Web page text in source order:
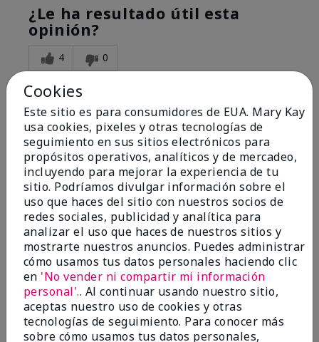
¿Le ha resultado útil esta
opinión?
4 0
Marcar esta opinión
5
Nourishing shea hand cream.
EnviadoHace 9 meses
por Brenda
deKent
Comprador verificado
Evaluado en
marykay.com/en-us/
Comentarios sobre White Tea & Citrus Satin
Hands® Nourishing Shea Cream
I love all the white tea and citrus moisturizing
Cookies
Este sitio es para consumidores de EUA. Mary Kay
usa cookies, pixeles y otras tecnologías de
seguimiento en sus sitios electrónicos para
propósitos operativos, analíticos y de mercadeo,
incluyendo para mejorar la experiencia de tu
sitio. Podríamos divulgar información sobre el
uso que haces del sitio con nuestros socios de
redes sociales, publicidad y analítica para
analizar el uso que haces de nuestros sitios y
mostrarte nuestros anuncios. Puedes administrar
cómo usamos tus datos personales haciendo clic
en 'No vender ni compartir mi información
personal'.. Al continuar usando nuestro sitio,
aceptas nuestro uso de cookies y otras
tecnologías de seguimiento. Para conocer más
sobre cómo usamos tus datos personales,